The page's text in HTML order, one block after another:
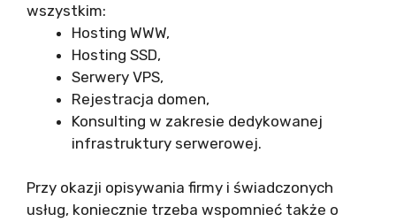
wszystkim:
Hosting WWW,
Hosting SSD,
Serwery VPS,
Rejestracja domen,
Konsulting w zakresie dedykowanej
infrastruktury serwerowej.
Przy okazji opisywania firmy i świadczonych
usług, koniecznie trzeba wspomnieć także o